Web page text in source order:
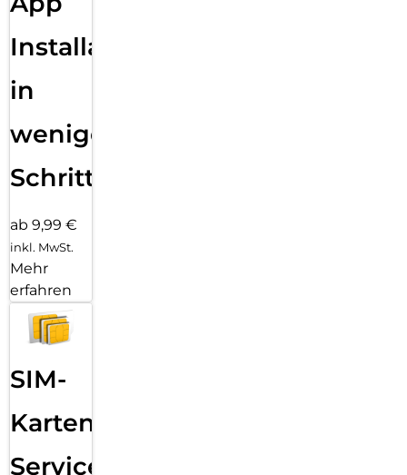
Installation
in
wenigen
Schritten
ab 9,99 €
inkl. MwSt.
Mehr
erfahren
SIM-
Karten
Service: